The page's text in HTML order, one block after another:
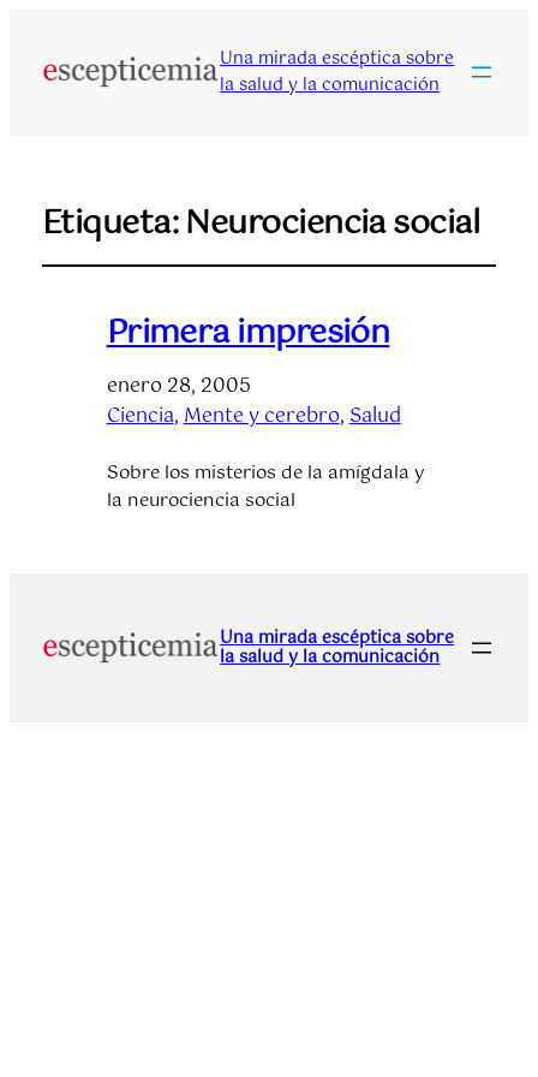
Una mirada escéptica sobre
la salud y la comunicación
Etiqueta:Neurociencia social
Primera impresión
enero 28, 2005
Ciencia, Mente y cerebro, Salud
Sobre los misterios de la amígdala y
la neurociencia social
Una mirada escéptica sobre
la salud y la comunicación